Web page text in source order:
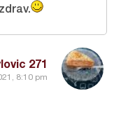
271
8:10 pm